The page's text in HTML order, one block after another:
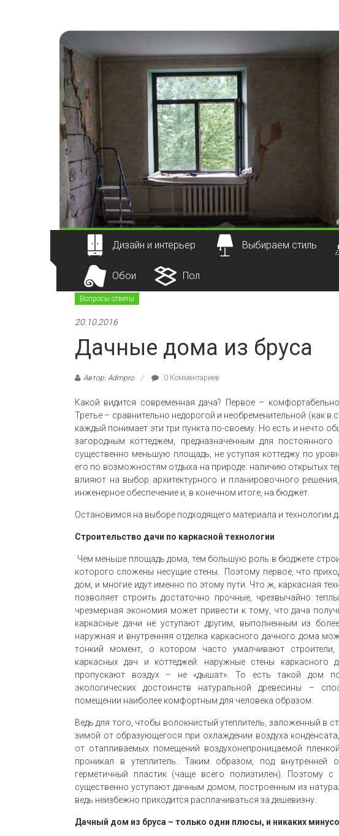
Дизайн и интерьер Выбираем стиль
Обои Пол
Вопросы ответы
20.10.2016
Дачные дома из бруса
Автор: Admpro 0 Комментариев
Какой видится современная дача? Первое –
Третье – сравнительно недорогой и необременительной (как в
каждый понимает эти три пункта по-своему. Но есть и нечто
загородным коттеджем, предназначенным для
существенно меньшую площадь, не уступая коттеджу по
его по возможностям отдыха на природе: наличию открытых
влияют на выбор архитектурного и планировочного
инженерное обеспечение и, в конечном итоге, на бюджет.
Остановимся на выборе подходящего материала и технологии
Строительство дачи по каркасной технологии
Чем меньше площадь дома, тем большую роль в бюджете
которого сложены несущие стены. Поэтому первое, что
дом, и многие идут именно по этому пути. Что ж, каркасная
позволяет строить достаточно прочные, чрезвычайно
чрезмерная экономия может привести к тому, что дача
каркасные дачи не уступают другим, выполненным из
наружная и внутренняя отделка каркасного дачного дома
тонкий момент, о котором часто умалчивают строители,
каркасных дач и коттеджей: наружные стены каркасного
пропускают воздух – не «дышат». То есть такой дом
экологических достоинств натуральной древесины –
помещении наиболее комфортным для человека образом.
Ведь для того, чтобы волокнистый утеплитель, заложенный в
зимой от образующегося при охлаждении воздуха
от отапливаемых помещений воздухонепроницаемой
проникал в утеплитель. Таким образом, под внутренней
герметичный пластик (чаще всего полиэтилен). Поэтому
существенно уступают дачным домом, построенным из
ведь неизбежно приходится расплачиваться за дешевизну.
Дачный дом из бруса – только одни плюсы, и никаких